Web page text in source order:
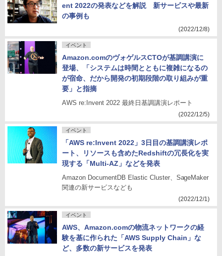
ent 2022の発表などを解説 新サービスや最新
の事例も
(2022/12/8)
イベント
Amazon.comのヴォゲルスCTOが基調講演に
登場、「システムは時間とともに複雑になるの
が宿命、だから開発の初期段階の取り組みが重
要」と指摘
AWS re:Invent 2022 最終日基調講演レポート
(2022/12/5)
イベント
「AWS re:Invent 2022」3日目の基調講演レポ
ート、リソースも含めたRedshiftの冗長化を実
現する「Multi-AZ」などを発表
Amazon DocumentDB Elastic Cluster、SageMaker
関連の新サービスなども
(2022/12/1)
イベント
AWS、Amazon.comの物流ネットワークの経
験を基に作られた「AWS Supply Chain」な
ど、多数の新サービスを発表